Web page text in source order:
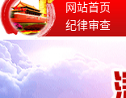
网站首页
纪律审查